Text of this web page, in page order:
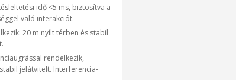
idő <5 ms, biztosítva a
való interakciót.
20 m nyílt térben és stabil
rendelkezik,
jelátvitelt. Interferencia-